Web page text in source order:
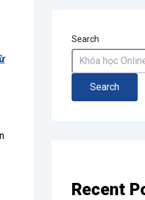
Search
Search
Recent